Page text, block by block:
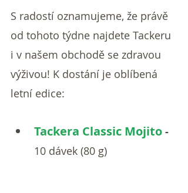
S radostí oznamujeme, že právě
od tohoto týdne najdete Tackeru
i v našem obchodě se zdravou
výživou! K dostání je oblíbená
letní edice:
Tackera Classic Mojito -
10 dávek (80 g)